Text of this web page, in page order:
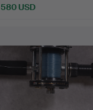
580 USD